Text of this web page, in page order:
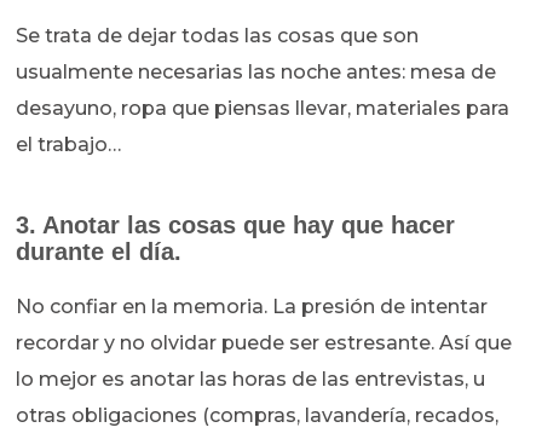
Se trata de dejar todas las cosas que son
usualmente necesarias las noche antes: mesa de
desayuno, ropa que piensas llevar, materiales para
el trabajo…
3. Anotar las cosas que hay que hacer
durante el día.
No confiar en la memoria. La presión de intentar
recordar y no olvidar puede ser estresante. Así que
lo mejor es anotar las horas de las entrevistas, u
otras obligaciones (compras, lavandería, recados,